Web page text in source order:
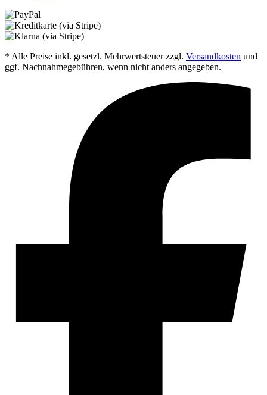
* Alle Preise inkl. gesetzl. Mehrwertsteuer zzgl. Versandkosten und
ggf. Nachnahmegebühren, wenn nicht anders angegeben.